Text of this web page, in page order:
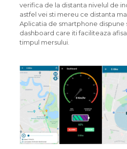
verifica de la distanta nivelul de
astfel vei sti mereu ce distanta
Aplicatia de smartphone dispune
dashboard care iti faciliteaza
timpul mersului.